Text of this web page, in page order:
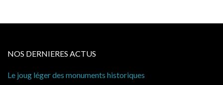
NOS DERNIERES ACTUS
historiques
Cabines de plage : le juge